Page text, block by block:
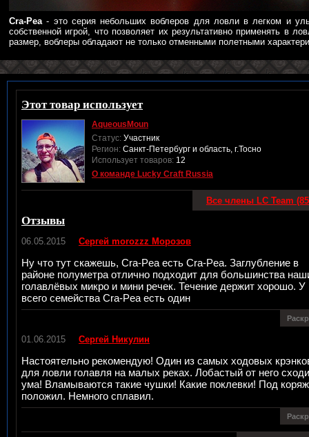
Cra-Pea- это серия небольших воблеров для ловли в легком и
собственной игрой, что позволяет их результативно применять в
размер, воблеры обладают не только отменными полетными
Этот товар использует
AqueousMoun
Статус: Участник
Регион: Санкт-Петербург и область, г.Тосно
Использует товаров: 12
О команде Lucky Craft Russia
Все члены LC Team
Отзывы
06.05.2015 Сергей morozzz Морозов
Ну что тут скажешь, Cra-Pea есть Cra-Pea. Заглубление в
районе полуметра отлично подходит для большинства
голавлёвых микро и мини речек. Течение держит хорошо. У
всего семейства Cra-Pea есть один
01.06.2015 Сергей Никулин
Настоятельно рекомендую! Один из самых ходовых
для ловли голавля на малых реках. Лобастый от него
ума! Вламываются такие чушки! Какие поклевки! Под
положил. Немного сплавил.